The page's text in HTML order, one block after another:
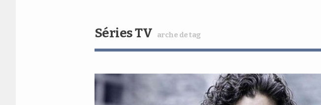
Séries TV arche de tag